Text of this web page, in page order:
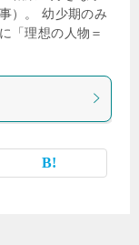
）。 幼少期のみ
「理想の人物＝